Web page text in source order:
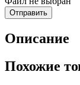
Описание
Похожие